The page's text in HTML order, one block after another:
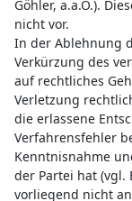
Göhler, a.a.O.).
nicht vor.
In der Ablehnung
Verkürzung des
auf rechtliches
Verletzung
die erlassene
Verfahrensfehler
Kenntnisnahme
der Partei hat (vgl.
vorliegend nicht